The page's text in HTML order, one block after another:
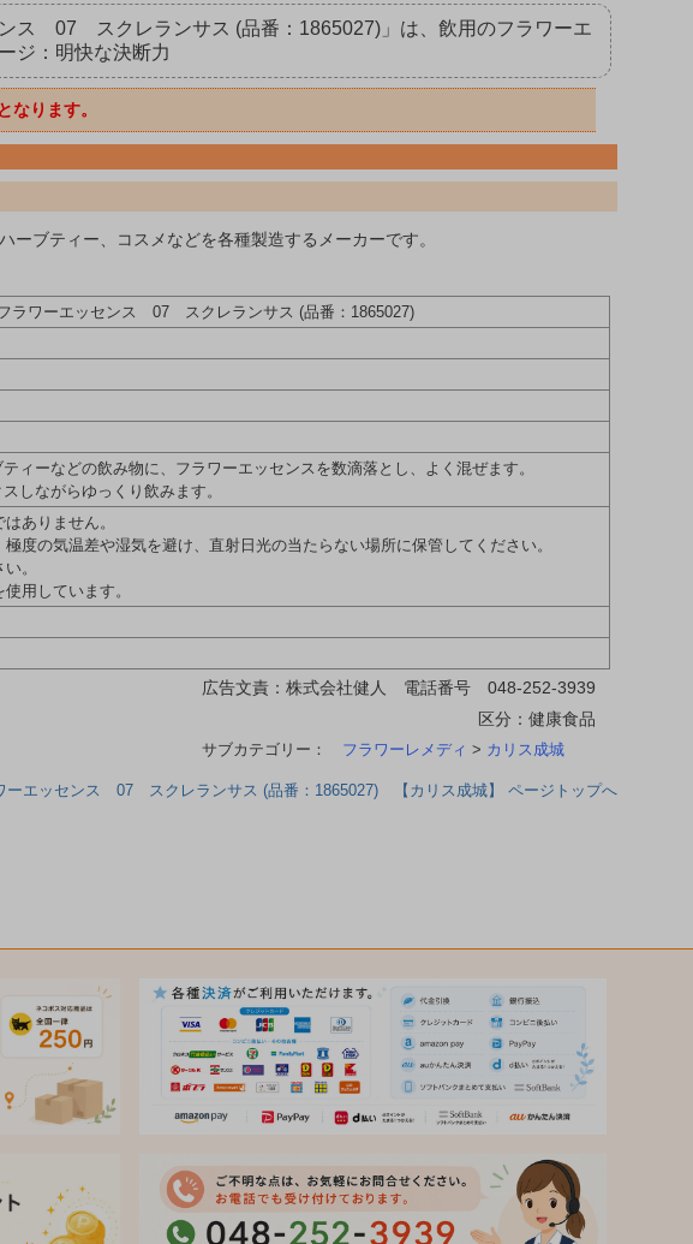
07 スクレランサス (品番：1865027)」は、飲用のフラワーエ
ジ：明快な決断力
なります。
ブティー、コスメなどを各種製造するメーカーです。
ワーエッセンス 07 スクレランサス (品番：1865027)
ィーなどの飲み物に、フラワーエッセンスを数滴落とし、よく混ぜます。
しながらゆっくり飲みます。
ありません。
度の気温差や湿気を避け、直射日光の当たらない場所に保管してください。
。
用しています。
広告文責：株式会社健人 電話番号 048-252-3939
区分：健康食品
サブカテゴリー： フラワーレメディ > カリス成城
ーエッセンス 07 スクレランサス (品番：1865027) 【カリス成城】 ページトップへ